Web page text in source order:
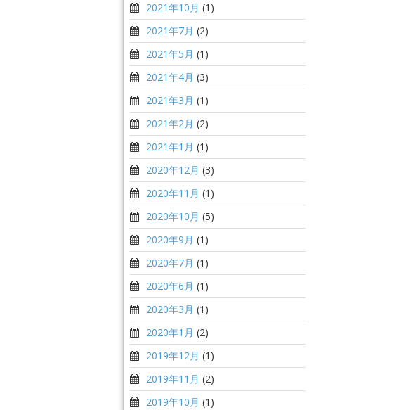
2021年10月 (1)
2021年7月 (2)
2021年5月 (1)
2021年4月 (3)
2021年3月 (1)
2021年2月 (2)
2021年1月 (1)
2020年12月 (3)
2020年11月 (1)
2020年10月 (5)
2020年9月 (1)
2020年7月 (1)
2020年6月 (1)
2020年3月 (1)
2020年1月 (2)
2019年12月 (1)
2019年11月 (2)
2019年10月 (1)